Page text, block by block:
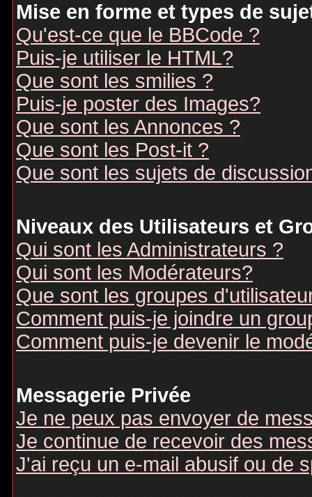
Mise en forme et types de
Qu'est-ce que le BBCode ?
Puis-je utiliser le HTML?
Que sont les smilies ?
Puis-je poster des Images?
Que sont les Annonces ?
Que sont les Post-it ?
Que sont les sujets de
Niveaux des Utilisateurs et
Qui sont les Administrateurs ?
Qui sont les Modérateurs?
Que sont les groupes
Comment puis-je joindre un
Comment puis-je devenir le
Messagerie Privée
Je ne peux pas envoyer de
Je continue de recevoir des
J'ai reçu un e-mail abusif ou de